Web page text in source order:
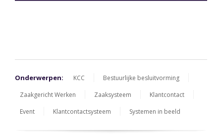
Onderwerpen: KCC
Bestuurlijke besluitvorming
Zaakgericht Werken
Zaaksysteem
Klantcontact
Event
Klantcontactsysteem Systemen in beeld